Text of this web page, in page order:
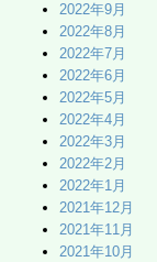
2022年9月
2022年8月
2022年7月
2022年6月
2022年5月
2022年4月
2022年3月
2022年2月
2022年1月
2021年12月
2021年11月
2021年10月